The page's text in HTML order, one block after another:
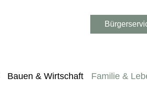
Bauen & Wirtschaft Familie &